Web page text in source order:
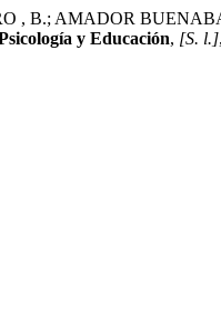
B.; AMADOR
y Educación, [S. l.]